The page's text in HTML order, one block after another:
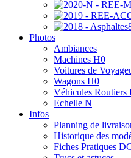
Photos
Ambiances
Machines H0
Voitures de
Wagons H0
Véhicules Routiers
Echelle N
Infos
Planning de
Historique des
Fiches Pratiques